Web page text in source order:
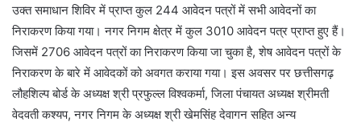
उक्त समाधान शिविर में प्राप्त कुल 244 आवेदन पत्रों में सभी आवेदनों का
निराकरण किया गया। नगर निगम क्षेत्र में कुल 3010 आवेदन पत्र प्राप्त हुए हैं।
जिसमें 2706 आवेदन पत्रों का निराकरण किया जा चुका है, शेष आवेदन पत्रों के
निराकरण के बारे में आवेदकों को अवगत कराया गया। इस अवसर पर छत्तीसगढ़
लौहशिल्प बोर्ड के अध्यक्ष श्री प्रफुल्ल विश्वकर्मा, जिला पंचायत अध्यक्ष श्रीमती
वेदवती कश्यप, नगर निगम के अध्यक्ष श्री खेमसिंह देवागन सहित अन्य